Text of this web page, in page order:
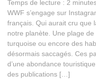
Temps de lecture : 2
WWF s’engage sur
français. Qui aurait cru que
notre planète. Une plage
turquoise ou encore des
désormais saccagés. Ces
d’une abondance
des publications […]